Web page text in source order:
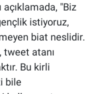
"Biz
istiyoruz,
biat neslidir.
tweet atanı
Bu kirli
bile